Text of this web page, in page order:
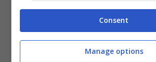
Consent
Manage options